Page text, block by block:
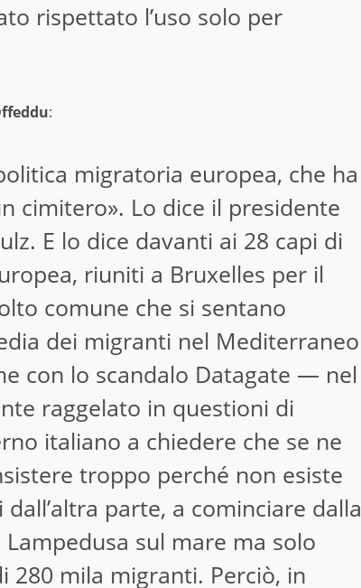
rispettato l’uso solo per
:
migratoria europea, che ha
cimitero». Lo dice il presidente
E lo dice davanti ai 28 capi di
riuniti a Bruxelles per il
comune che si sentano
dei migranti nel Mediterraneo
con lo scandalo Datagate — nel
raggelato in questioni di
italiano a chiedere che se ne
troppo perché non esiste
parte, a cominciare dalla
sul mare ma solo
280 mila migranti. Perciò, in